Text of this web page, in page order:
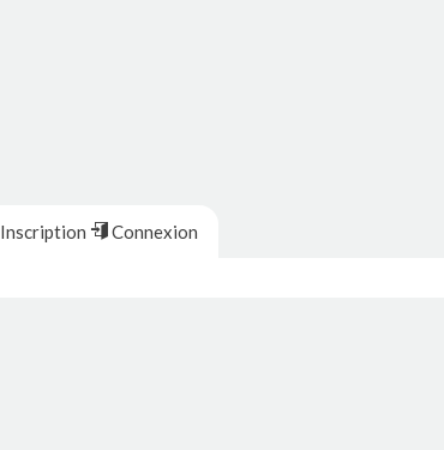
Inscription Connexion